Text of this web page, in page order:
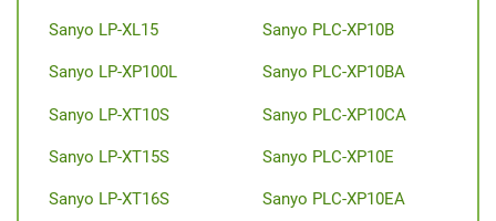
Sanyo LP-XL15
Sanyo LP-XP100L
Sanyo LP-XT10S
Sanyo LP-XT15S
Sanyo LP-XT16S
Sanyo PLC-XP10B
Sanyo PLC-XP10BA
Sanyo PLC-XP10CA
Sanyo PLC-XP10E
Sanyo PLC-XP10EA